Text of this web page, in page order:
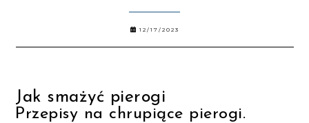
12/17/2023
Jak smażyć pierogi
Przepisy na chrupiące pierogi.